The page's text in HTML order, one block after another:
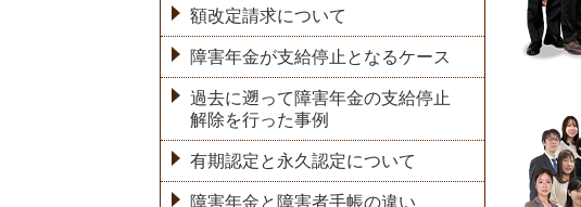
額改定請求について
障害年金が支給停止となるケース
過去に遡って障害年金の支給停止
解除を行った事例
有期認定と永久認定について
障害年金と障害者手帳の違い